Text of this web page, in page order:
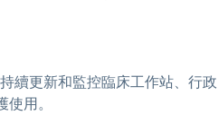
續更新和監控臨床工作站、行政
用。